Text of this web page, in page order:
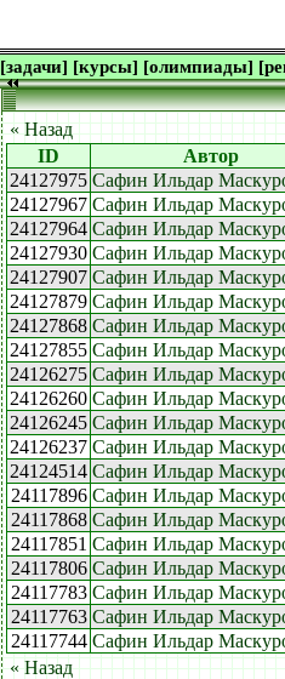
[задачи] [курсы] [олимпиады]
« Назад
ID Автор
24127975 Сафин Ильдар
24127967 Сафин Ильдар
24127964 Сафин Ильдар
24127930 Сафин Ильдар
24127907 Сафин Ильдар
24127879 Сафин Ильдар
24127868 Сафин Ильдар
24127855 Сафин Ильдар
24126275 Сафин Ильдар
24126260 Сафин Ильдар
24126245 Сафин Ильдар
24126237 Сафин Ильдар
24124514 Сафин Ильдар
24117896 Сафин Ильдар
24117868 Сафин Ильдар
24117851 Сафин Ильдар
24117806 Сафин Ильдар
24117783 Сафин Ильдар
24117763 Сафин Ильдар
24117744 Сафин Ильдар
« Назад